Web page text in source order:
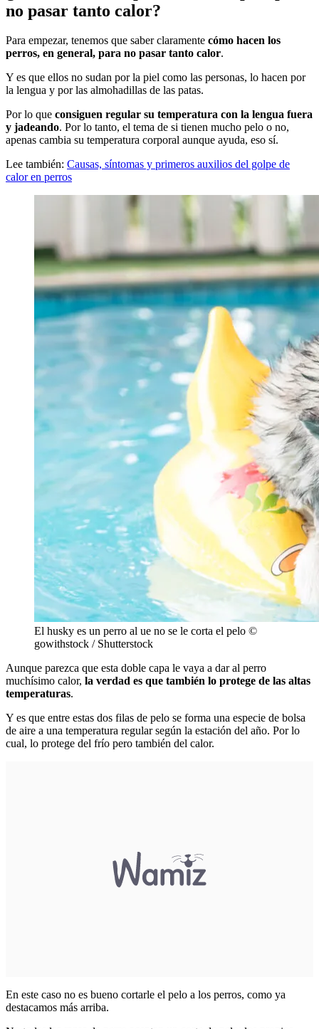
no pasar tanto calor?
Para empezar, tenemos que saber claramente cómo hacen los
perros, en general, para no pasar tanto calor.
Y es que ellos no sudan por la piel como las personas, lo hacen por
la lengua y por las almohadillas de las patas.
Por lo que consiguen regular su temperatura con la lengua fuera
y jadeando. Por lo tanto, el tema de si tienen mucho pelo o no,
apenas cambia su temperatura corporal aunque ayuda, eso sí.
Lee también: Causas, síntomas y primeros auxilios del golpe de
calor en perros
El husky es un perro al ue no se le corta el pelo ©
gowithstock / Shutterstock
Aunque parezca que esta doble capa le vaya a dar al perro
muchísimo calor, la verdad es que también lo protege de las altas
temperaturas.
Y es que entre estas dos filas de pelo se forma una especie de bolsa
de aire a una temperatura regular según la estación del año. Por lo
cual, lo protege del frío pero también del calor.
En este caso no es bueno cortarle el pelo a los perros, como ya
destacamos más arriba.